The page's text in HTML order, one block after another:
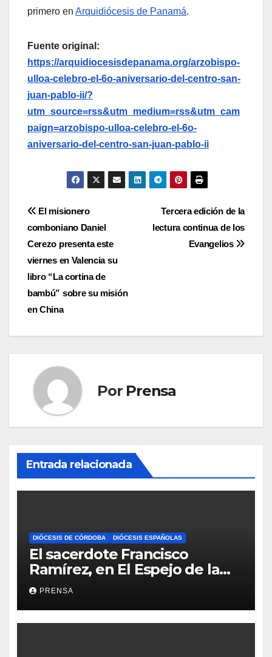
primero en Arquidiócesis de Panamá.
Fuente original:
https://arquidiocesisdepanama.org/arzobispo-
ulloa-celebro-el-6o-aniversario-del-centro-san-
juan-pablo-ii/?
utm_source=rss&utm_medium=rss&utm_cam
paign=arzobispo-ulloa-celebro-el-6o-
aniversario-del-centro-san-juan-pablo-ii
Navegación
de
entradas
Tercera edición de la
lectura continua de los
Evangelios
El misionero
comboniano Daniel
Cerezo presenta este
viernes en Valencia su
libro “La cortina de
bambú” sobre su misión
en China
Por Prensa
Entrada relacionada
DIÓCESIS DE CÓRDOBA DIÓCESIS ESPAÑOLAS
El sacerdote Francisco
Ramírez, en El Espejo de la
Iglesia
PRENSA